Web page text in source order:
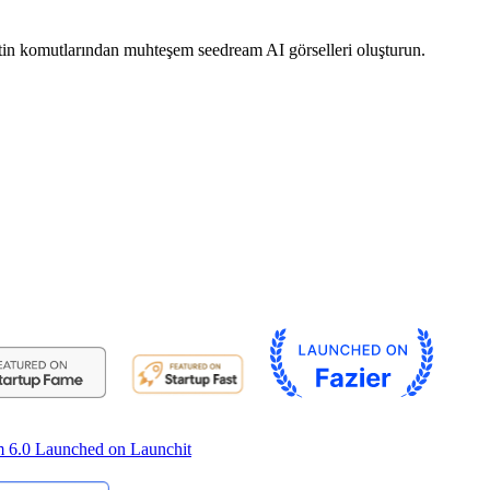
komutlarından muhteşem seedream AI görselleri oluşturun.